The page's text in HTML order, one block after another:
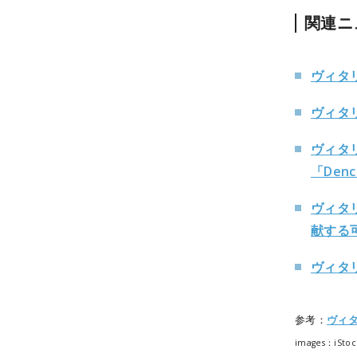
関連
ヴィタ
ヴィタ
ヴィタ
「
ヴィタ
献する
ヴィタ
参考： ヴィ
images：